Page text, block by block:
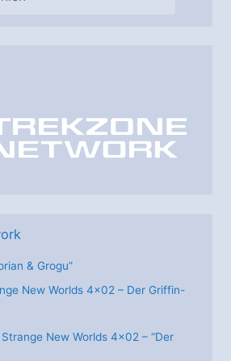
& Grogu”
New Worlds 4×02 – Der Griffin-
New Worlds 4×02 – “Der